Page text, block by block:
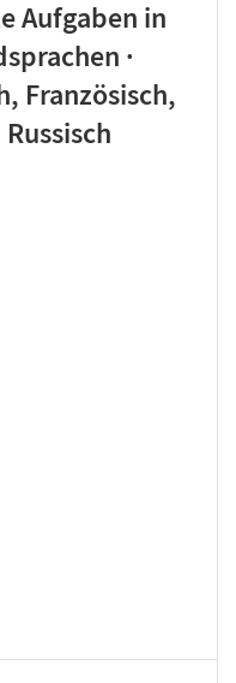
Aufgaben in
·
Französisch,